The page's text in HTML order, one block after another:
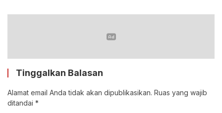
Tinggalkan Balasan
Alamat email Anda tidak akan dipublikasikan. Ruas yang wajib
ditandai *